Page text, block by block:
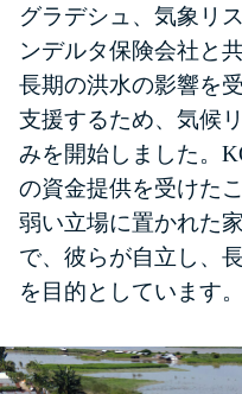
グラデシュ、気象リ
ンデルタ保険会社と
長期の洪水の影響を
支援するため、気候
みを開始しました。
の資金提供を受けた
弱い立場に置かれた
で、彼らが自立し、
を目的としています。